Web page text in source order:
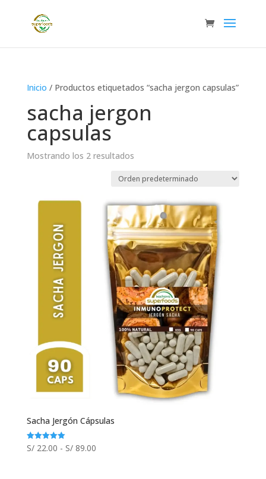
Inicio / Productos etiquetados “sacha jergon capsulas”
sacha jergon
capsulas
Mostrando los 2 resultados
Sacha Jergón Cápsulas
Valorado
con
S/22.00 - S/89.00Rango